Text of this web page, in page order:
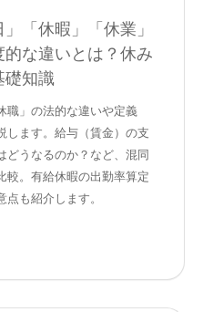
「休暇」「休業」
的な違いとは？休み
礎知識
職」の法的な違いや定義
します。給与（賃金）の支
どうなるのか？など、混同
較。有給休暇の出勤率算定
も紹介します。